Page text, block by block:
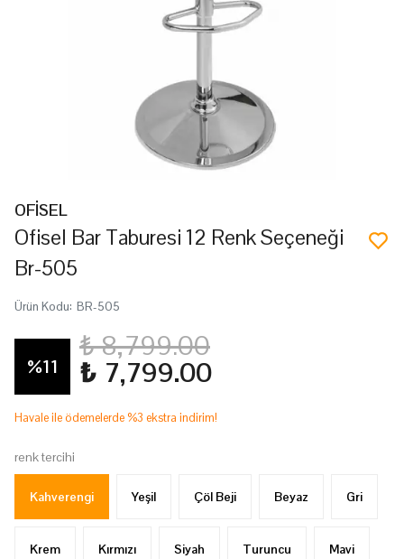
OFİSEL
Ofisel Bar Taburesi 12 Renk Seçeneği
Br-505
Ürün Kodu: BR-505
%11
₺ 8,799.00
₺ 7,799.00
Havale ile ödemelerde %3 ekstra indirim!
renk tercihi
Kahverengi Yeşil Çöl Beji Beyaz Gri
Krem Kırmızı Siyah Turuncu Mavi